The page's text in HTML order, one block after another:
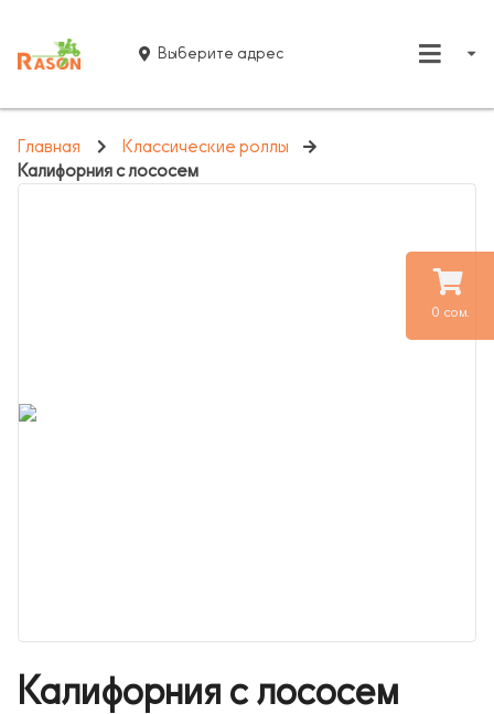
0 сом.
Выберите адрес
Главная
Классические роллы
Калифорния с лососем
Калифорния с лососем